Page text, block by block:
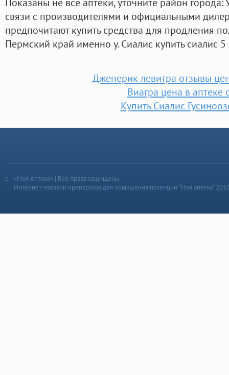
связи с производителями и официальными
предпочитают купить средства для продления
Пермский край именно у. Сиалис купить сиалис
Дженерик левитра отзывы
Виагра цена в аптеке
Купить Сиалис
«Моя Аптека» | Все права защищены
Интернет-магазин препаратов для повышения потенции “Моя аптека”